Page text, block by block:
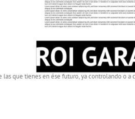
las que tienes en ése futuro, ya controlando o a